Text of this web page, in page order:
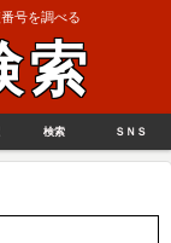
号を調べる
索
検索 ＳＮＳ